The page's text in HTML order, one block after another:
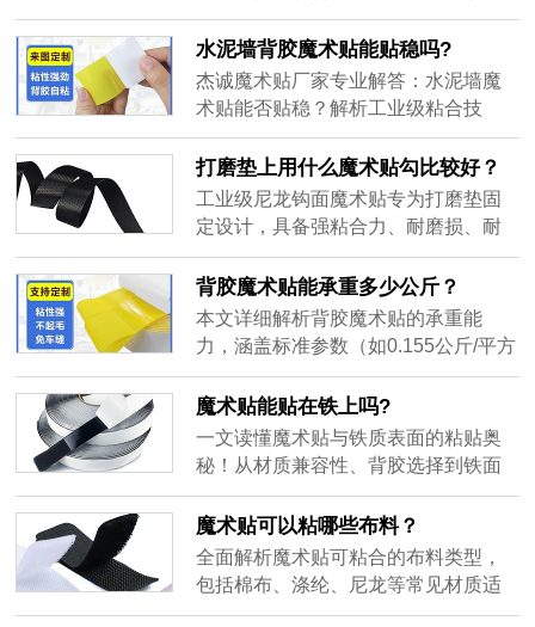
实现个性化贴合；即贴即用，穿脱便
捷；耐温耐水，适应极端环境；强效
固定配件，缓冲冲击防损伤，还支持
定制，兼具高效、安全与灵活性。
水泥墙背胶魔术贴能贴稳吗?
杰诚魔术贴厂家专业解答：水泥墙魔
术贴能否贴稳？解析工业级粘合技
术、操作规范及定制方案，承诺耐候
抗老化，提供免费补发保障，23年经
验助力工程稳固落地！
打磨垫上用什么魔术贴勾比较好？
工业级尼龙钩面魔术贴专为打磨垫固
定设计，具备强粘合力、耐磨损、耐
高温、易清洁四大核心优势，适配工
业打磨场景，可根据需求定制尺寸与
粘附力，是提升打磨效率与稳定性的
优选方案。
背胶魔术贴能承重多少公斤？
本文详细解析背胶魔术贴的承重能
力，涵盖标准参数（如0.155公斤/平方
厘米）、材质影响（尼龙/压敏胶）、
环境因素（温度/湿度）及选购技巧。
提供家居、工业场景承重参考，助您
根据需求选择合适产品。
魔术贴能贴在铁上吗?
一文读懂魔术贴与铁质表面的粘贴奥
秘！从材质兼容性、背胶选择到铁面
预处理技巧，覆盖家居、工业、创意
场景应用，解析承重限制与耐温注意
事项，助你轻松实现铁件固定需求。
魔术贴可以粘哪些布料？
全面解析魔术贴可粘合的布料类型，
包括棉布、涤纶、尼龙等常见材质适
配指南，提供工业/服装/家居场景选购